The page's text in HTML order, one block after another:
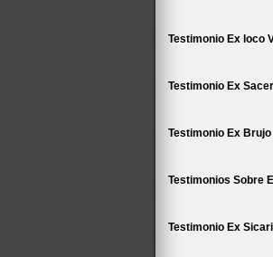
Testimonio Ex loco
Testimonio Ex
Testimonio Ex Brujo
Testimonios Sobre
Testimonio Ex